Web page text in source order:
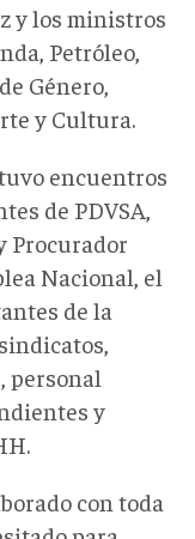
y los ministros
Petróleo,
Género,
y Cultura.
encuentros
de PDVSA,
Procurador
Nacional, el
de la
personal
y
con toda